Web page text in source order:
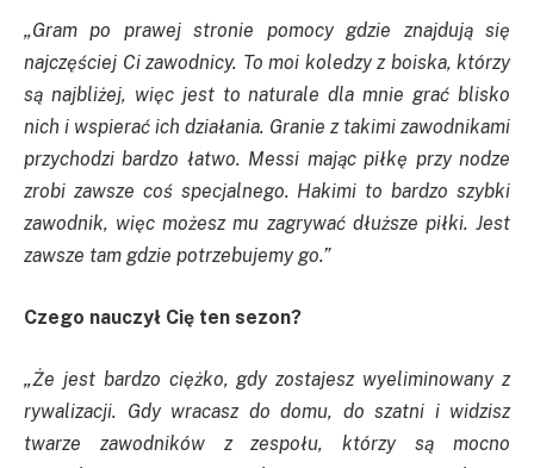
„Gram po prawej stronie pomocy gdzie znajdują się
najczęściej Ci zawodnicy. To moi koledzy z boiska, którzy
są najbliżej, więc jest to naturale dla mnie grać blisko
nich i wspierać ich działania. Granie z takimi zawodnikami
przychodzi bardzo łatwo. Messi mając piłkę przy nodze
zrobi zawsze coś specjalnego. Hakimi to bardzo szybki
zawodnik, więc możesz mu zagrywać dłuższe piłki. Jest
zawsze tam gdzie potrzebujemy go.”
Czego nauczył Cię ten sezon?
„Że jest bardzo ciężko, gdy zostajesz wyeliminowany z
rywalizacji. Gdy wracasz do domu, do szatni i widzisz
twarze zawodników z zespołu, którzy są mocno